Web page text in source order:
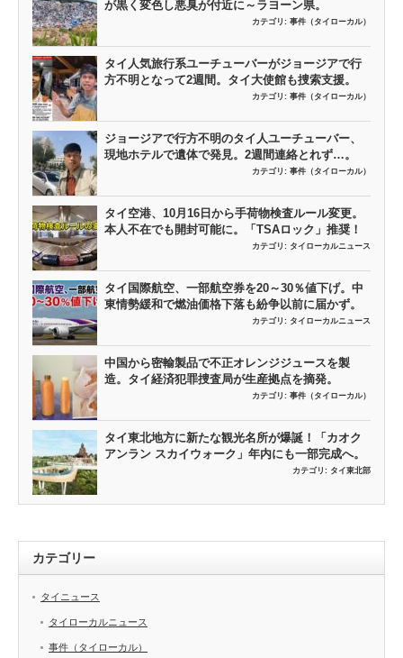
が黒く変色し悪臭が付近に～ラヨーン県。
カテゴリ: 事件（タイローカル）
タイ人気旅行系ユーチューバーがジョージアで行
方不明となって2週間。タイ大使館も捜索支援。
カテゴリ: 事件（タイローカル）
ジョージアで行方不明のタイ人ユーチューバー、
現地ホテルで遺体で発見。2週間連絡とれず…。
カテゴリ: 事件（タイローカル）
タイ空港、10月16日から手荷物検査ルール変更。
本人不在でも開封可能に。「TSAロック」推奨！
カテゴリ: タイローカルニュース
タイ国際航空、一部航空券を20～30％値下げ。中
東情勢緩和で燃油価格下落も紛争以前に届かず。
カテゴリ: タイローカルニュース
中国から密輸製品で不正オレンジジュースを製
造。タイ経済犯罪捜査局が生産拠点を摘発。
カテゴリ: 事件（タイローカル）
タイ東北地方に新たな観光名所が爆誕！「カオク
アンラン スカイウォーク」年内にも一部完成へ。
カテゴリ: タイ東北部
カテゴリー
タイニュース
タイローカルニュース
事件（タイローカル）